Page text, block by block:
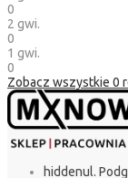
0
2 gwi.
0
1 gwi.
0
Zobacz wszystkie 0
hiddenul.